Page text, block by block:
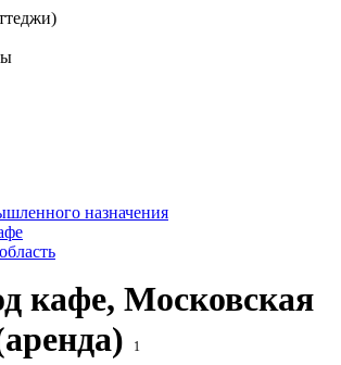
назначения
кафе, Московская
1